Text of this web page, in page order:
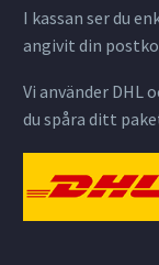
I kassan ser du
angivit din
Vi använder DHL
du spåra ditt